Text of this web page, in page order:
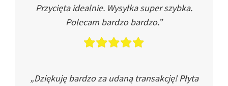
Przycięta idealnie. Wysyłka super szybka.
Polecam bardzo bardzo.”
„Dziękuję bardzo za udaną transakcję! Płyta